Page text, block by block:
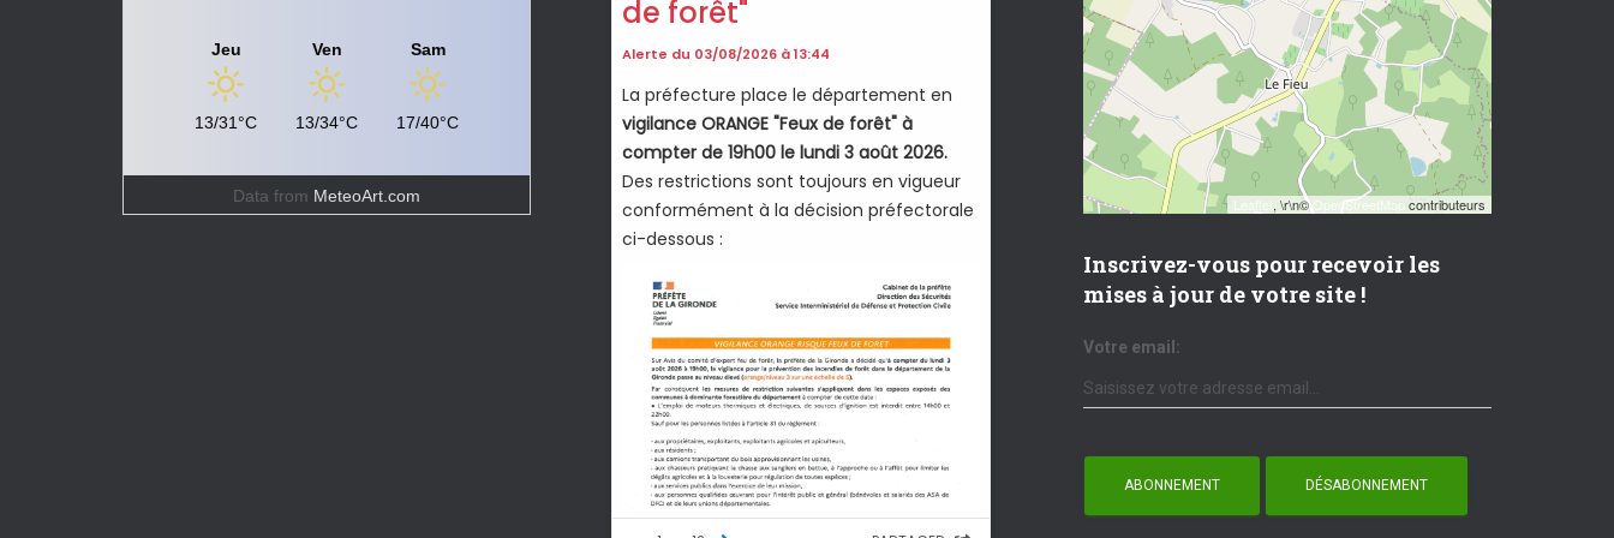
Jeu
13/31°C
Ven
13/34°C
Sam
17/40°C
Data from MeteoArt.com Leaflet, \r\n©OpenStreetMap contributeurs
Inscrivez-vous pour recevoir les
mises à jour de votre site !
Votre email: